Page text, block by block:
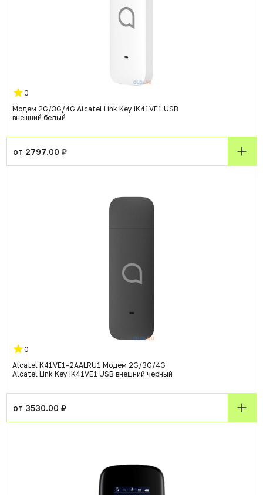
0
Модем 2G/3G/4G Alcatel Link Key IK41VE1 USB
внешний белый
от 2797.00 ₽
0
Alcatel K41VE1-2AALRU1 Модем 2G/3G/4G
Alcatel Link Key IK41VE1 USB внешний черный
от 3530.00 ₽